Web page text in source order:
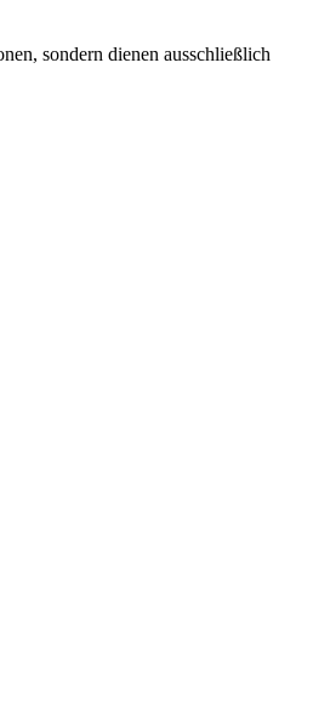
sondern dienen ausschließlich